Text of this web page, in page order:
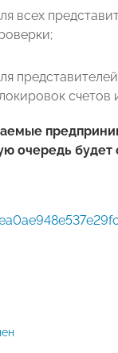
всех
счетов
очередь